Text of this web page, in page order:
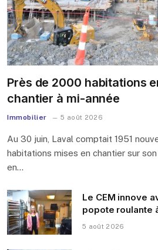
Près de 2000 habitations
chantier à mi-année
Immobilier 5 août 2026
Au 30 juin, Laval comptait 1951
habitations mises en chantier sur
en…
Le CEM innove
popote roulante
5 août 2026